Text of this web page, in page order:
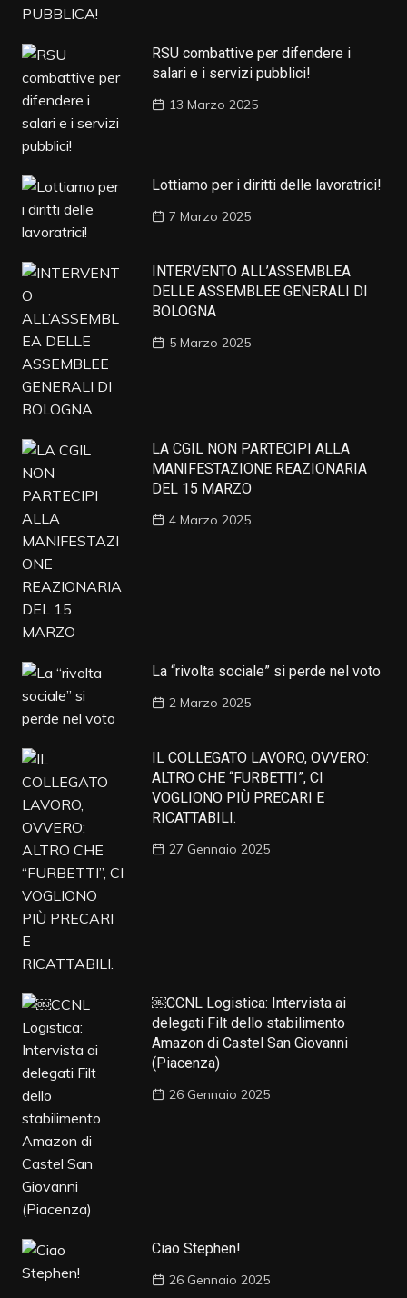
RSU combattive per difendere i
salari e i servizi pubblici!
13 Marzo 2025
Lottiamo per i diritti delle lavoratrici!
7 Marzo 2025
INTERVENTO ALL’ASSEMBLEA
DELLE ASSEMBLEE GENERALI DI
BOLOGNA
5 Marzo 2025
LA CGIL NON PARTECIPI ALLA
MANIFESTAZIONE REAZIONARIA
DEL 15 MARZO
4 Marzo 2025
La “rivolta sociale” si perde nel voto
2 Marzo 2025
IL COLLEGATO LAVORO, OVVERO:
ALTRO CHE “FURBETTI”, CI
VOGLIONO PIÙ PRECARI E
RICATTABILI.
27 Gennaio 2025
￼CCNL Logistica: Intervista ai
delegati Filt dello stabilimento
Amazon di Castel San Giovanni
(Piacenza)
26 Gennaio 2025
Ciao Stephen!
26 Gennaio 2025